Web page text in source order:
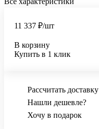
11 337 ₽/шт
В корзину
Купить в 1 клик
Рассчитать доставку
Нашли дешевле?
Хочу в подарок